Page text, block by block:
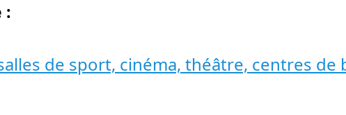
:
de sport, cinéma, théâtre, centres de